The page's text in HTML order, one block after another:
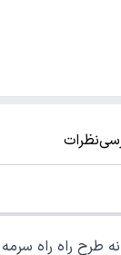
نظرات
طرح راه راه